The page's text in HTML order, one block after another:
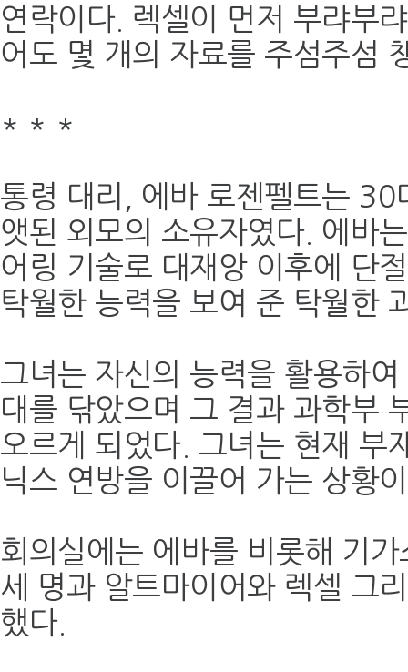
연락이다. 렉셀이 먼저 부랴부
어도 몇 개의 자료를 주섬주섬
* * *
통령 대리, 에바 로젠펠트는
앳된 외모의 소유자였다. 에바
어링 기술로 대재앙 이후에 단
탁월한 능력을 보여 준 탁월한
그녀는 자신의 능력을 활용하
대를 닦았으며 그 결과 과학부
오르게 되었다. 그녀는 현재 부
닉스 연방을 이끌어 가는 상황
회의실에는 에바를 비롯해 기
세 명과 알트마이어와 렉셀 그
했다.